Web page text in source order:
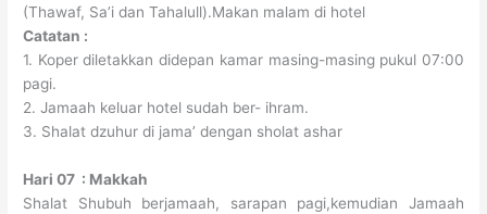
(Thawaf, Sa’i dan Tahalull).Makan malam di hotel
Catatan :
1. Koper diletakkan didepan kamar masing-masing pukul 07:00
pagi.
2. Jamaah keluar hotel sudah ber- ihram.
3. Shalat dzuhur di jama’ dengan sholat ashar
Hari 07 : Makkah
Shalat Shubuh berjamaah, sarapan pagi,kemudian Jamaah